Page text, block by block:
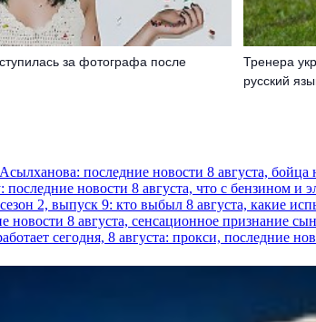
за фотографа после
Тренера
русский
последние новости 8 августа,
новости 8 августа, что с бензином и
2, выпуск 9: кто выбыл 8 августа, какие
новости 8 августа, сенсационное признание
сегодня, 8 августа: прокси, последние